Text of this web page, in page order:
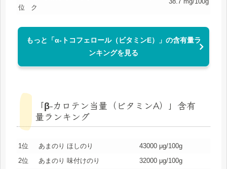
位
ク
もっと「α-トコフェロール（ビタミンE）」の含有量ラ
ンキングを見る
「β-カロテン当量（ビタミンA）」含有
量ランキング
1位 あまのり ほしのり
43000 μg/100g
2位
あまのり 味付けのり
32000 μg/100g